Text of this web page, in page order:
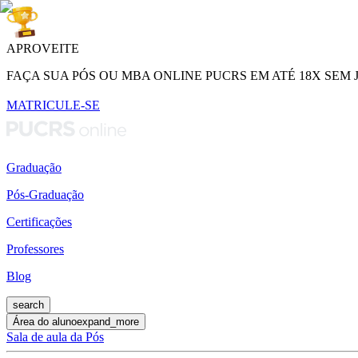
APROVEITE
FAÇA SUA PÓS OU MBA ONLINE PUCRS EM ATÉ 18X SEM
MATRICULE-SE
Graduação
Pós-Graduação
Certificações
Professores
Blog
search
Área do alunoexpand_more
Sala de aula da Pós